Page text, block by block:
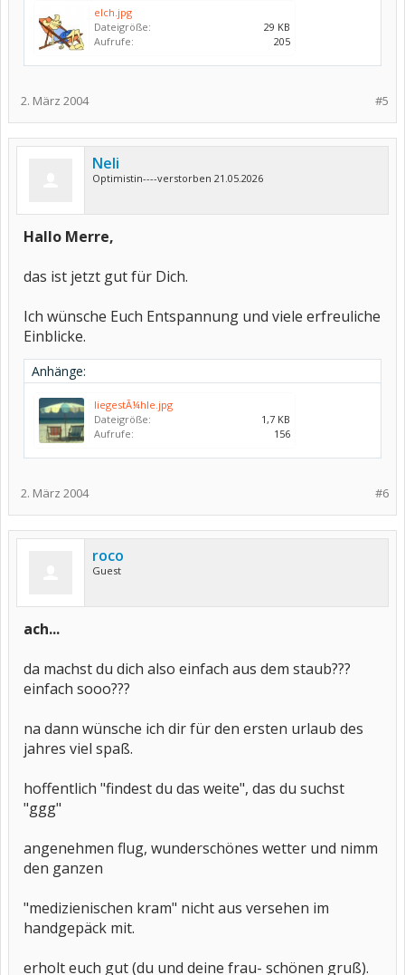
elch.jpg
Dateigröße:
29 KB
Aufrufe:
205
#5
2. März 2004
Neli
Optimistin----verstorben 21.05.2026
Hallo Merre,
das ist jetzt gut für Dich.
Ich wünsche Euch Entspannung und viele erfreuliche
Einblicke.
Anhänge:
liegestÃ¼hle.jpg
Dateigröße:
1,7 KB
Aufrufe:
156
#6
2. März 2004
roco
Guest
ach...
da machst du dich also einfach aus dem staub???
einfach sooo???
na dann wünsche ich dir für den ersten urlaub des
jahres viel spaß.
hoffentlich "findest du das weite", das du suchst
"ggg"
angenehmen flug, wunderschönes wetter und nimm
den ganzen
"medizienischen kram" nicht aus versehen im
handgepäck mit.
erholt euch gut (du und deine frau- schönen gruß).